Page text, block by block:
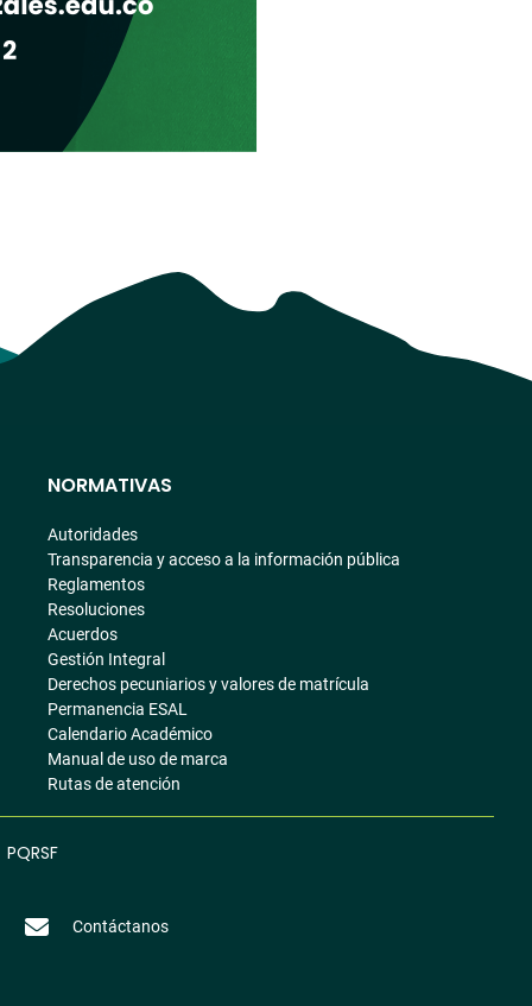
NORMATIVAS
Autoridades
Transparencia y acceso a la información pública
Reglamentos
Resoluciones
Acuerdos
Gestión Integral
Derechos pecuniarios y valores de matrícula
Permanencia ESAL
Calendario Académico
Manual de uso de marca
Rutas de atención
PQRSF
Contáctanos